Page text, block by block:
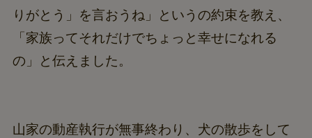
りがとう」を言おうね」というの約束を教え、
「家族ってそれだけでちょっと幸せになれる
の」と伝えました。
山家の動産執行が無事終わり、犬の散歩をして